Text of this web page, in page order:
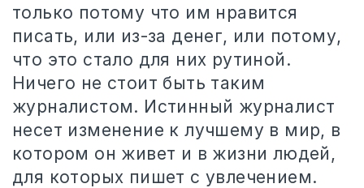
только потому что им нравится
писать, или из-за денег, или потому,
что это стало для них рутиной.
Ничего не стоит быть таким
журналистом. Истинный журналист
несет изменение к лучшему в мир, в
котором он живет и в жизни людей,
для которых пишет с увлечением.